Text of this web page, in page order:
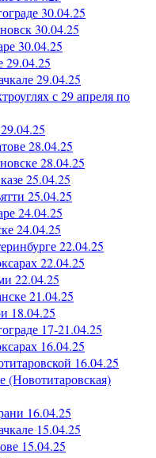
30.04.25
30.04.25
30.04.25
29.04.25
29.04.25
с 29 апреля по
28.04.25
28.04.25
25.04.25
25.04.25
24.04.25
24.04.25
22.04.25
22.04.25
22.04.25
21.04.25
18.04.25
17-21.04.25
16.04.25
16.04.25
(Новотитаровская)
16.04.25
15.04.25
15.04.25